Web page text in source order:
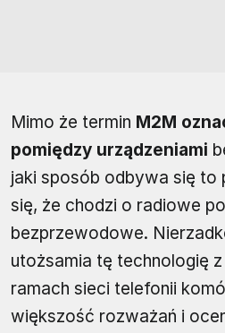
Mimo że termin M2M
pomiędzy urządzeniami
jaki sposób odbywa się to
się, że chodzi o radiowe
bezprzewodowe.
utożsamia tę technologię
ramach sieci telefonii
większość rozważań i